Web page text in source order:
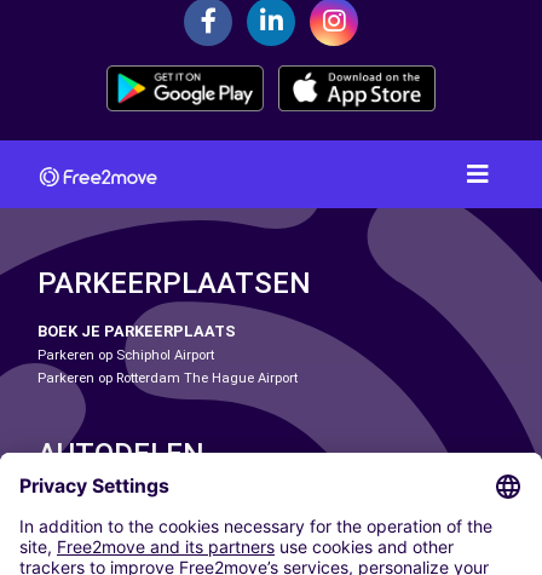
PARKEERPLAATSEN
BOEK JE PARKEERPLAATS
Parkeren op Schiphol Airport
Parkeren op Rotterdam The Hague Airport
AUTODELEN
ONZE STEDEN
Paris
Madrid